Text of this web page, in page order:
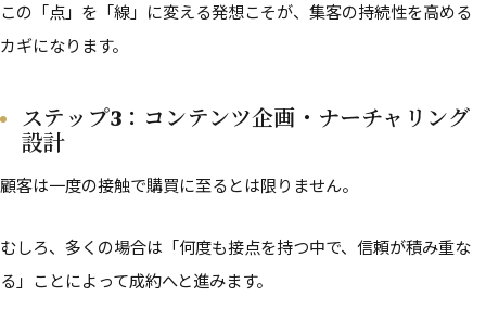
この「点」を「線」に変える発想こそが、集客の持続性を高める
カギになります。
ステップ3：コンテンツ企画・ナーチャリング
設計
顧客は一度の接触で購買に至るとは限りません。
むしろ、多くの場合は「何度も接点を持つ中で、信頼が積み重な
る」ことによって成約へと進みます。